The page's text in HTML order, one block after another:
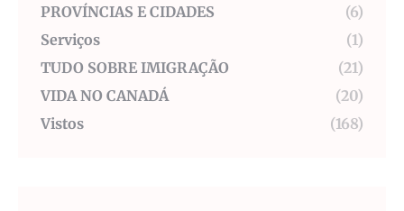
PROVÍNCIAS E CIDADES
(6)
Serviços
(1)
TUDO SOBRE IMIGRAÇÃO
(21)
VIDA NO CANADÁ
(20)
Vistos
(168)